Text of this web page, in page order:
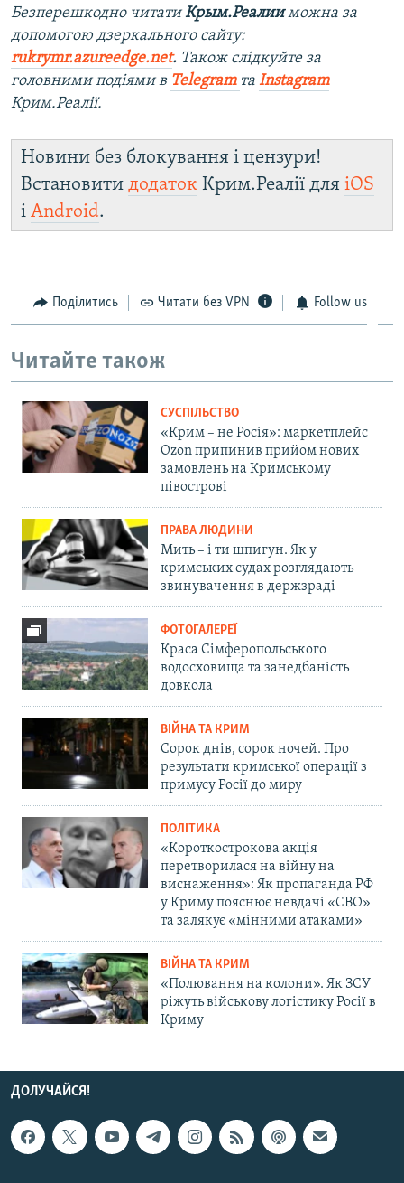
Безперешкодно читатиКрым.Реалииможна за
допомогою дзеркального сайту​:
rukrymr.azureedge.net. Також слідкуйте за
головними подіями в Telegram та Instagram
Крим.Реалії.
Новини без блокування і цензури!
Встановити додаток Крим.Реалії для iOS
і Android.
Поділитись Читати без VPN Follow us
Читайте також
СУСПІЛЬСТВО
«Крим – не Росія»: маркетплейс
Ozon припинив прийом нових
замовлень на Кримському
півострові
ПРАВА ЛЮДИНИ
Мить – і ти шпигун. Як у
кримських судах розглядають
звинувачення в держзраді
ФОТОГАЛЕРЕЇ
Краса Сімферопольського
водосховища та занедбаність
довкола
ВІЙНА ТА КРИМ
Сорок днів, сорок ночей. Про
результати кримської операції з
примусу Росії до миру
ПОЛІТИКА
«Короткострокова акція
перетворилася на війну на
виснаження»: Як пропаганда РФ
у Криму пояснює невдачі «СВО»
та залякує «мінними атаками»
ВІЙНА ТА КРИМ
«Полювання на колони». Як ЗСУ
ріжуть військову логістику Росії в
Криму
ДОЛУЧАЙСЯ!